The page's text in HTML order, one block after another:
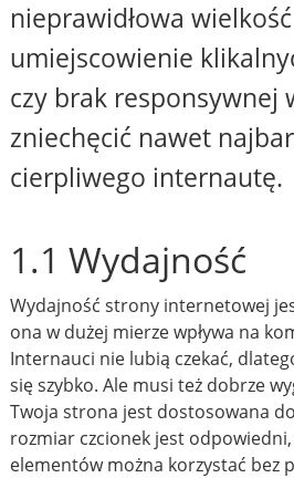
nieprawidłowa
umiejscowienie
czy brak responsywnej
zniechęcić nawet
cierpliwego internautę.
1.1 Wydajność
Wydajność strony internetowej
ona w dużej mierze wpływa na
Internauci nie lubią czekać,
się szybko. Ale musi też dobrze
Twoja strona jest dostosowana
rozmiar czcionek jest odpowiedni,
elementów można korzystać bez